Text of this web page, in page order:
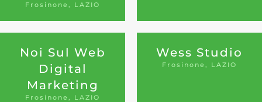
Frosinone, LAZIO
Noi Sul Web
Digital
Marketing
Frosinone, LAZIO
Wess Studio
Frosinone, LAZIO